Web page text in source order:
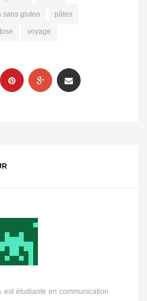
sans gluten pâtes
voyage
est étudiante en communication